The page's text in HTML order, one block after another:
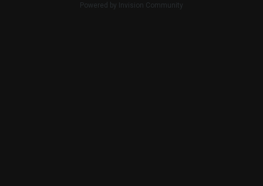
Powered by Invision Community